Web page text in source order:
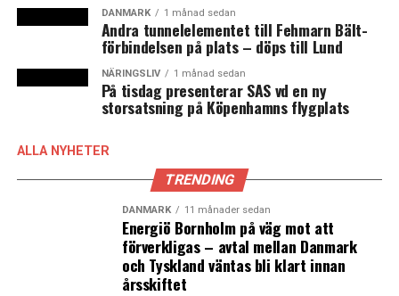
Cleantech, så som vindkraft, och hållbar utveckling var
det som i störst grad lockade de utländska
delegationerna, men Jakob Norman-Hansen nämner
även vård, livsmedel, design och materialvetenskap.
Köpenhamn med en nystartad avdelning av
verksamheten inom Invest in Skåne.
– När vi får in förfrågningar kan vi nu behandla dem
tillsammans och när det skulle vara intressant att visa
något i Skåne för en delegation kan vi lägga in det i
programmet. Det är bra, för det kommer delegationer
DANMARK 1 månad sedan
Andra tunnelelementet till Fehmarn Bält-
förbindelsen på plats – döps till Lund
NÄRINGSLIV 1 månad sedan
På tisdag presenterar SAS vd en ny
storsatsning på Köpenhamns flygplats
ALLA NYHETER
TRENDING
DANMARK 11 månader sedan
Energiö Bornholm på väg mot att
förverkligas – avtal mellan Danmark
och Tyskland väntas bli klart innan
årsskiftet